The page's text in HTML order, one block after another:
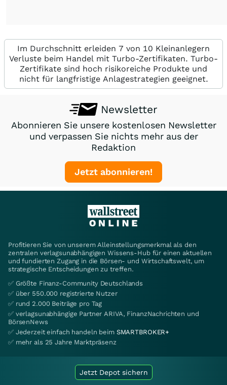
Im Durchschnitt erleiden 7 von 10 Kleinanlegern
Verluste beim Handel mit Turbo-Zertifikaten. Turbo-
Zertifikate sind hoch risikoreiche Produkte und
nicht für langfristige Anlagestrategien geeignet.
Newsletter
Abonnieren Sie unsere kostenlosen Newsletter
und verpassen Sie nichts mehr aus der
Redaktion
Jetzt abonnieren!
Profitieren Sie von unserem Alleinstellungsmerkmal als den
zentralen verlagsunabhängigen Wissens-Hub für einen aktuellen
und fundierten Zugang in die Börsen- und Wirtschaftswelt, um
strategische Entscheidungen zu treffen.
✅ Größte Finanz-Community Deutschlands
✅ über 550.000 registrierte Nutzer
✅ rund 2.000 Beiträge pro Tag
✅ verlagsunabhängige Partner ARIVA, FinanzNachrichten und
BörsenNews
✅ Jederzeit einfach handeln beim SMARTBROKER+
✅ mehr als 25 Jahre Marktpräsenz
Jetzt Depot sichern